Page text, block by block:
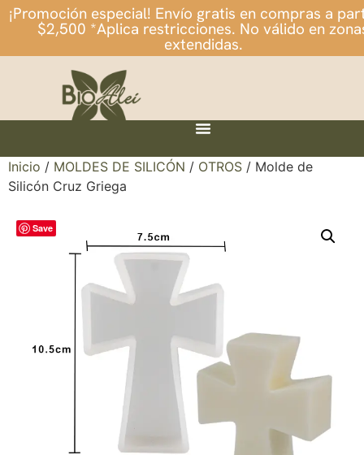
¡Promoción especial! Envío gratis en compras a
$2,500 *Aplica restricciones. No válido en
extendidas.
Inicio / MOLDES DE SILICÓN / OTROS / Molde de
Silicón Cruz Griega
Save